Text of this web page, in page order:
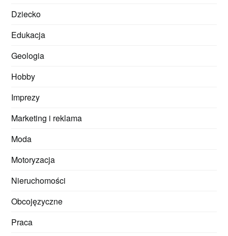
Dziecko
Edukacja
Geologia
Hobby
Imprezy
Marketing i reklama
Moda
Motoryzacja
Nieruchomości
Obcojęzyczne
Praca